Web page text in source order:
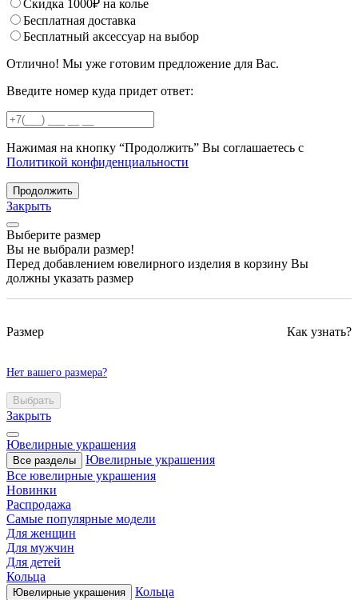
Скидка 1000₽ на колье
Бесплатная доставка
Бесплатный аксессуар на выбор
Отлично! Мы уже готовим предложение для Вас.
Введите номер куда придет ответ:
Нажимая на кнопку “Продолжить” Вы соглашаетесь с
Политикой конфиденциальности
Продолжить
Закрыть
Выберите размер
Вы не выбрали размер!
Перед добавлением ювелирного изделия в корзину Вы
должны указать размер
Размер Как узнать?
Нет вашего размера?
Выбрать
Закрыть
Ювелирные украшения
Все разделы
Ювелирные украшения
Все ювелирные украшения
Новинки
Распродажа
Самые популярные модели
Для женщин
Для мужчин
Для детей
Кольца
Ювелирные украшения
Кольца